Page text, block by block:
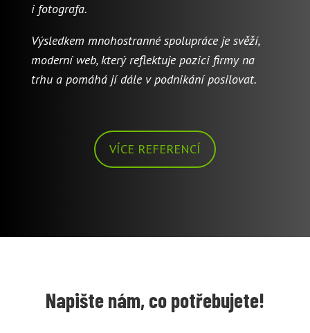
i fotografa.
Výsledkem mnohostranné spolupráce je svěží,
moderní web, který reflektuje pozici firmy na
trhu a pomáhá jí dále v podnikání posilovat.
VÍCE REFERENCÍ
Napište nám, co potřebujete!